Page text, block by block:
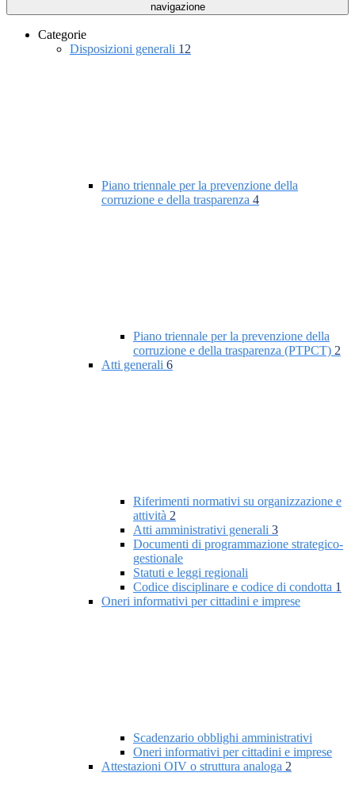
navigazione
Categorie
Disposizioni generali 12
Piano triennale per la prevenzione della
corruzione e della trasparenza 4
Piano triennale per la prevenzione della
corruzione e della trasparenza (PTPCT) 2
Atti generali 6
Riferimenti normativi su organizzazione e
attività 2
Atti amministrativi generali 3
Documenti di programmazione strategico-
gestionale
Statuti e leggi regionali
Codice disciplinare e codice di condotta 1
Oneri informativi per cittadini e imprese
Scadenzario obblighi amministrativi
Oneri informativi per cittadini e imprese
Attestazioni OIV o struttura analoga 2